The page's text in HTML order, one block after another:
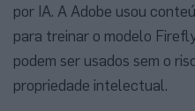
por IA. A Adobe usou
para treinar o modelo
podem ser usados sem o
propriedade intelectual.